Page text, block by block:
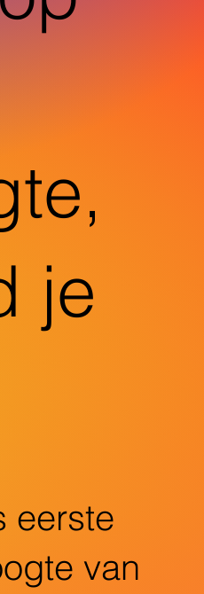
je
eerste
van